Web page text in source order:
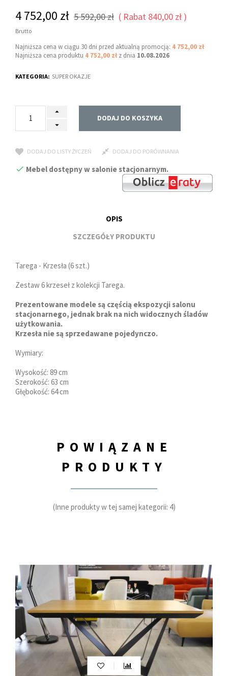
4 752,00 zł 5 592,00 zł Rabat 840,00 zł
Brutto
Najniższa cena w ciągu 30 dni przed aktualną promocją: 4 752,00 zł
Najniższa cena produktu 4 752,00 złz dnia 10.08.2026
KATEGORIA: SUPER OKAZJE
DODAJ DO KOSZYKA
DODAJ DO LISTY ŻYCZEŃ DODAJ DO PORÓWNANIA
Mebel dostępny w salonie stacjonarnym.
OPIS
SZCZEGÓŁY PRODUKTU
Tarega - Krzesła (6 szt.)
Zestaw 6 krzeseł z kolekcji Tarega.
Prezentowane modele są częścią ekspozycji salonu
stacjonarnego, jednak brak na nich widocznych śladów
użytkowania.
Krzesła nie są sprzedawane pojedynczo.
Wymiary:
Wysokość: 89 cm
Szerokość: 63 cm
Głębokość: 64 cm
POWIĄZANE
PRODUKTY
(Inne produkty w tej samej kategorii: 4)